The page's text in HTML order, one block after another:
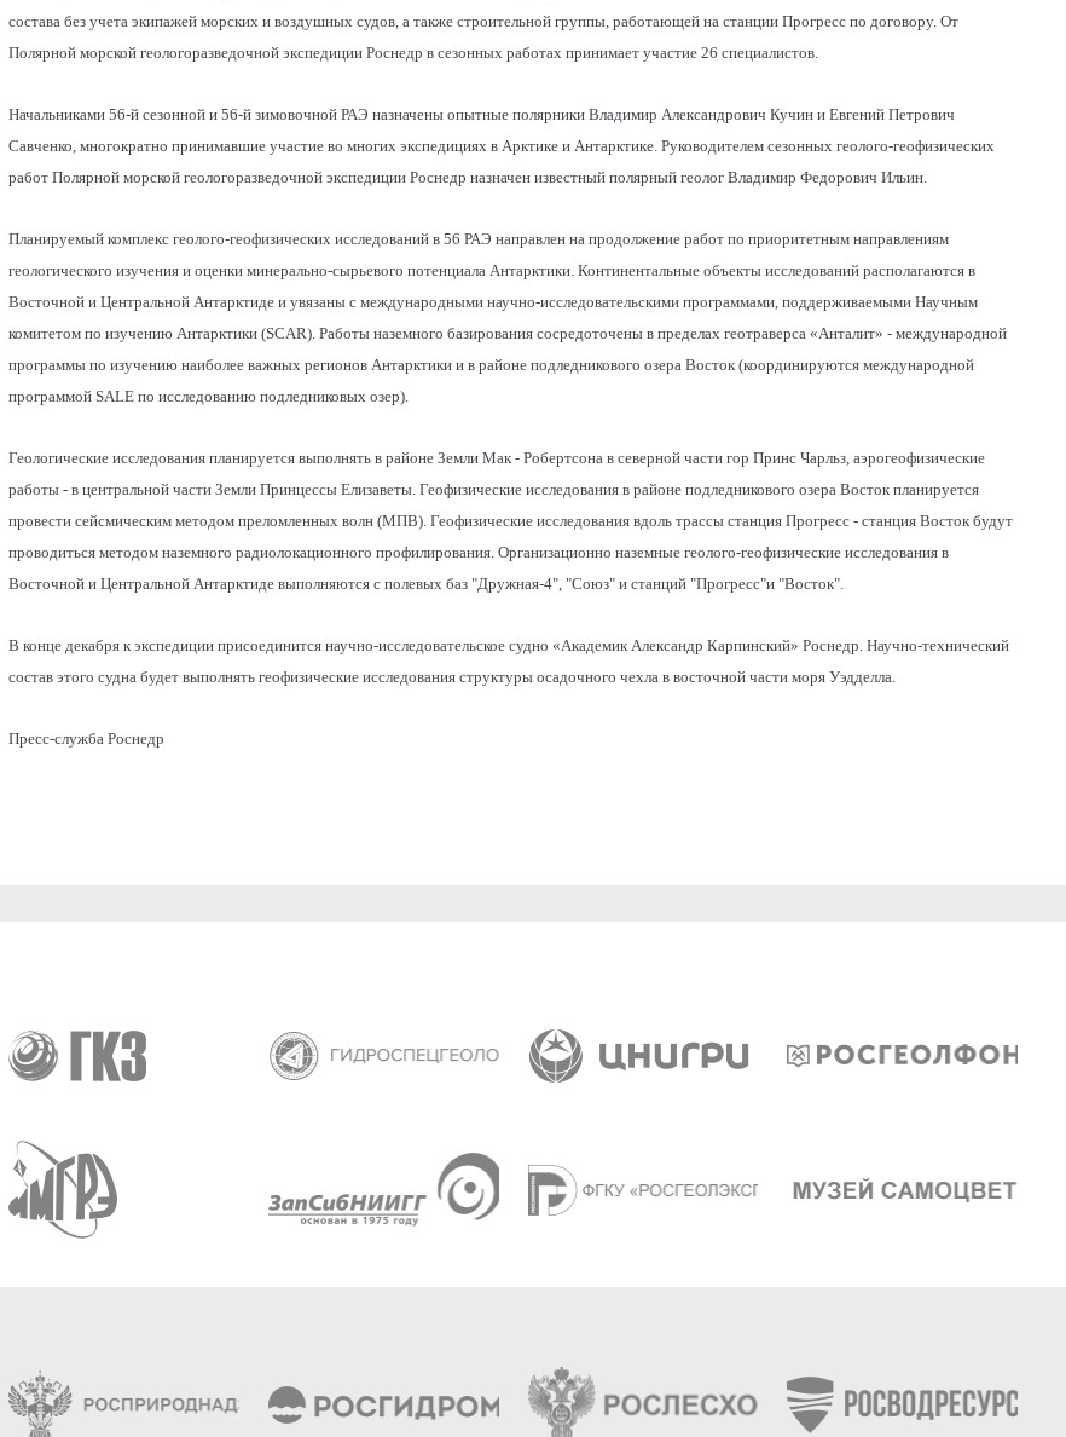
состава без учета экипажей морских и воздушных судов, а также строительной группы, работающей на станции Прогресс по договору. От
Полярной морской геологоразведочной экспедиции Роснедр в сезонных работах принимает участие 26 специалистов.
Начальниками 56-й сезонной и 56-й зимовочной РАЭ назначены опытные полярники Владимир Александрович Кучин и Евгений Петрович
Савченко, многократно принимавшие участие во многих экспедициях в Арктике и Антарктике. Руководителем сезонных геолого-геофизических
работ Полярной морской геологоразведочной экспедиции Роснедр назначен известный полярный геолог Владимир Федорович Ильин.
Планируемый комплекс геолого-геофизических исследований в 56 РАЭ направлен на продолжение работ по приоритетным направлениям
геологического изучения и оценки минерально-сырьевого потенциала Антарктики. Континентальные объекты исследований располагаются в
Восточной и Центральной Антарктиде и увязаны с международными научно-исследовательскими программами, поддерживаемыми Научным
комитетом по изучению Антарктики (SCAR). Работы наземного базирования сосредоточены в пределах геотраверса «Анталит» - международной
программы по изучению наиболее важных регионов Антарктики и в районе подледникового озера Восток (координируются международной
программой SALE по исследованию подледниковых озер).
Геологические исследования планируется выполнять в районе Земли Мак - Робертсона в северной части гор Принс Чарльз, аэрогеофизические
работы - в центральной части Земли Принцессы Елизаветы. Геофизические исследования в районе подледникового озера Восток планируется
провести сейсмическим методом преломленных волн (МПВ). Геофизические исследования вдоль трассы станция Прогресс - станция Восток будут
проводиться методом наземного радиолокационного профилирования. Организационно наземные геолого-геофизические исследования в
Восточной и Центральной Антарктиде выполняются с полевых баз "Дружная-4", "Союз" и станций "Прогресс"и "Восток".
В конце декабря к экспедиции присоединится научно-исследовательское судно «Академик Александр Карпинский» Роснедр. Научно-технический
состав этого судна будет выполнять геофизические исследования структуры осадочного чехла в восточной части моря Уэдделла.
Пресс-служба Роснедр